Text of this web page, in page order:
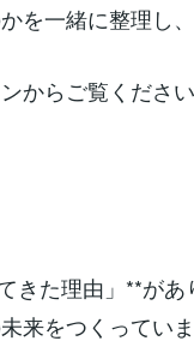
を一緒に整理し
からご覧くださ
きた理由」**があ
来をつくってい